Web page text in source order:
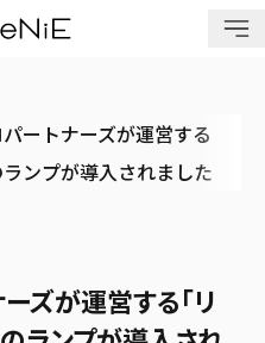
ートナーズが運営する
ンプが導入されました
ズが運営する「リ